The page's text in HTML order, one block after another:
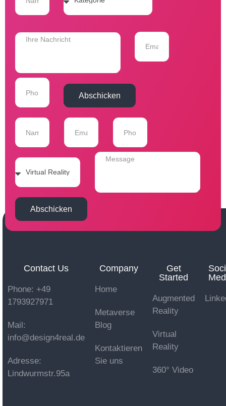
Abschicken
Abschicken
Contact Us
Phone: +49
1793927971
Mail:
info@design4real.de
Adresse:
Lindwurmstr.95a
Company
Home
Metaverse
Blog
Kontaktieren
Sie uns
Get
Started
Augmented
Reality
Virtual
Reality
360° Video